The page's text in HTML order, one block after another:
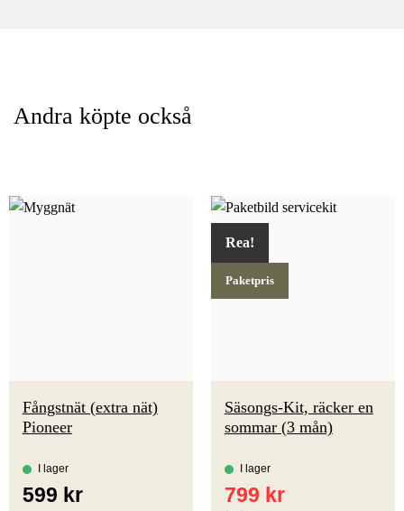
Andra köpte också
Fångstnät (extra nät)
Pioneer
Rea!
Paketpris
Säsongs-Kit, räcker en
sommar (3 mån)